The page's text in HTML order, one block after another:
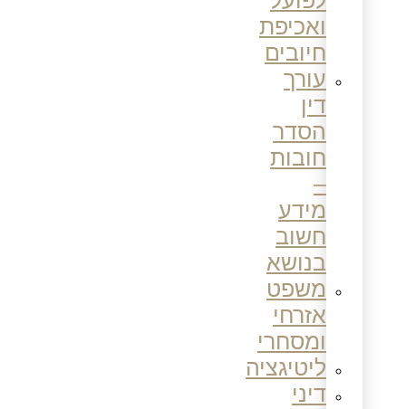
ואכיפת
חיובים
עורך
דין
הסדר
חובות
מידע
חשוב
בנושא
משפט
אזרחי
ומסחרי
ליטיגציה
דיני